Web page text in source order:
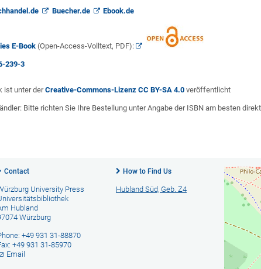
Buecher.de Ebook.de
E-Book (Open-Access-Volltext, PDF):
239-3
ist unter derCreative-Commons-Lizenz CC BY-SA 4.0 veröffentlicht
Bitte richten Sie Ihre Bestellung unter Angabe der ISBN am besten
Contact
University Press
Hubland
Würzburg
+49 931 31-88870
+49 931 31-85970
Email
How to Find Us
Hubland Süd, Geb. Z4